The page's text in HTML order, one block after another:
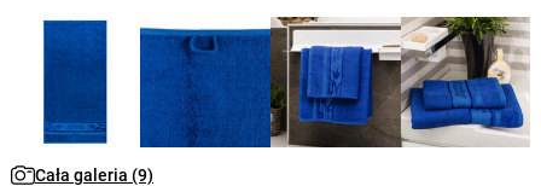
Cała galeria (9)